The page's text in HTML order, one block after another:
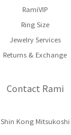
RamiVIP
Ring Size
Jewelry Services
Returns & Exchange
Contact Rami
Shin Kong Mitsukoshi